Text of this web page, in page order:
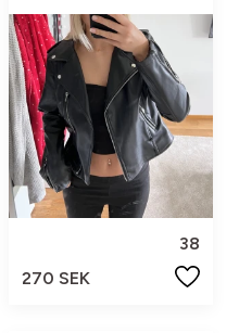
38
270 SEK